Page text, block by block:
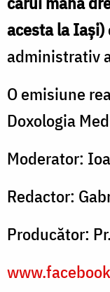
acesta la Iași)
administrativ
O emisiune
Doxologia
Moderator:
Redactor:
Producător: